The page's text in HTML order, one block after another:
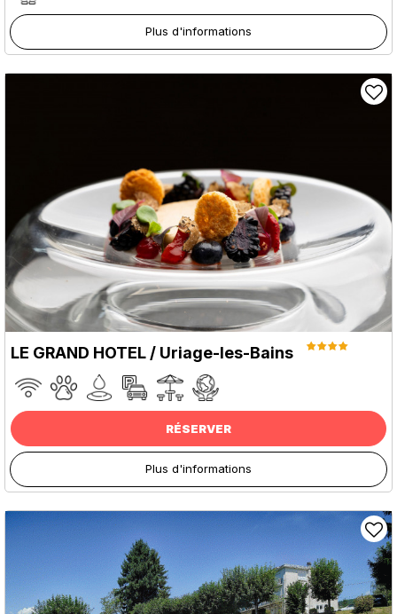
Plus d'informations
LE GRAND HOTEL / Uriage-les-Bains
RÉSERVER
Plus d'informations